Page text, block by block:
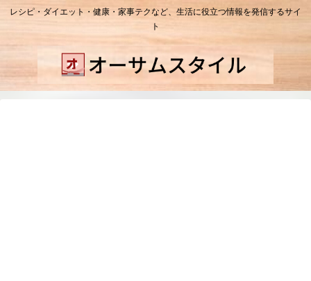
レシピ・ダイエット・健康・家事テクなど、生活に役立つ情報を発信するサイ
ト